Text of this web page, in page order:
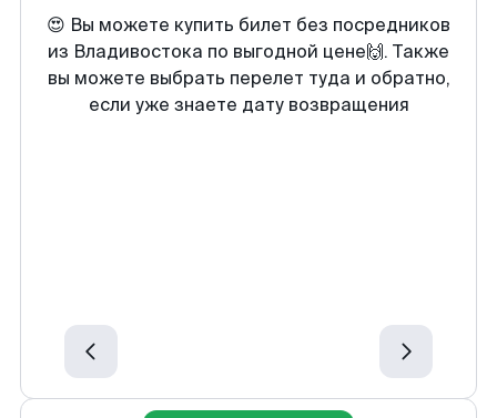
😍 Вы можете купить билет без посредников
из Владивостока по выгодной цене🙌. Также
вы можете выбрать перелет туда и обратно,
если уже знаете дату возвращения